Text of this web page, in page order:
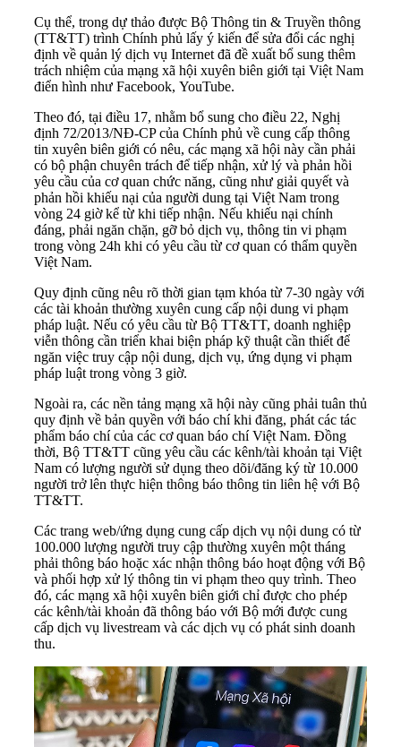
Cụ thể, trong dự thảo được Bộ Thông tin & Truyền thông
(TT&TT) trình Chính phủ lấy ý kiến để sửa đổi các nghị
định về quản lý dịch vụ Internet đã đề xuất bổ sung thêm
trách nhiệm của mạng xã hội xuyên biên giới tại Việt Nam
điển hình như Facebook, YouTube.
Theo đó, tại điều 17, nhằm bổ sung cho điều 22, Nghị
định 72/2013/NĐ-CP của Chính phủ về cung cấp thông
tin xuyên biên giới có nêu, các mạng xã hội này cần phải
có bộ phận chuyên trách để tiếp nhận, xử lý và phản hồi
yêu cầu của cơ quan chức năng, cũng như giải quyết và
phản hồi khiếu nại của người dung tại Việt Nam trong
vòng 24 giờ kể từ khi tiếp nhận. Nếu khiếu nại chính
đáng, phải ngăn chặn, gỡ bỏ dịch vụ, thông tin vi phạm
trong vòng 24h khi có yêu cầu từ cơ quan có thẩm quyền
Việt Nam.
Quy định cũng nêu rõ thời gian tạm khóa từ 7-30 ngày với
các tài khoản thường xuyên cung cấp nội dung vi phạm
pháp luật. Nếu có yêu cầu từ Bộ TT&TT, doanh nghiệp
viễn thông cần triển khai biện pháp kỹ thuật cần thiết để
ngăn việc truy cập nội dung, dịch vụ, ứng dụng vi phạm
pháp luật trong vòng 3 giờ.
Ngoài ra, các nền tảng mạng xã hội này cũng phải tuân thủ
quy định về bản quyền với báo chí khi đăng, phát các tác
phẩm báo chí của các cơ quan báo chí Việt Nam. Đồng
thời, Bộ TT&TT cũng yêu cầu các kênh/tài khoản tại Việt
Nam có lượng người sử dụng theo dõi/đăng ký từ 10.000
người trở lên thực hiện thông báo thông tin liên hệ với Bộ
TT&TT.
Các trang web/ứng dụng cung cấp dịch vụ nội dung có từ
100.000 lượng người truy cập thường xuyên một tháng
phải thông báo hoặc xác nhận thông báo hoạt động với Bộ
và phối hợp xử lý thông tin vi phạm theo quy trình. Theo
đó, các mạng xã hội xuyên biên giới chỉ được cho phép
các kênh/tài khoản đã thông báo với Bộ mới được cung
cấp dịch vụ livestream và các dịch vụ có phát sinh doanh
thu.